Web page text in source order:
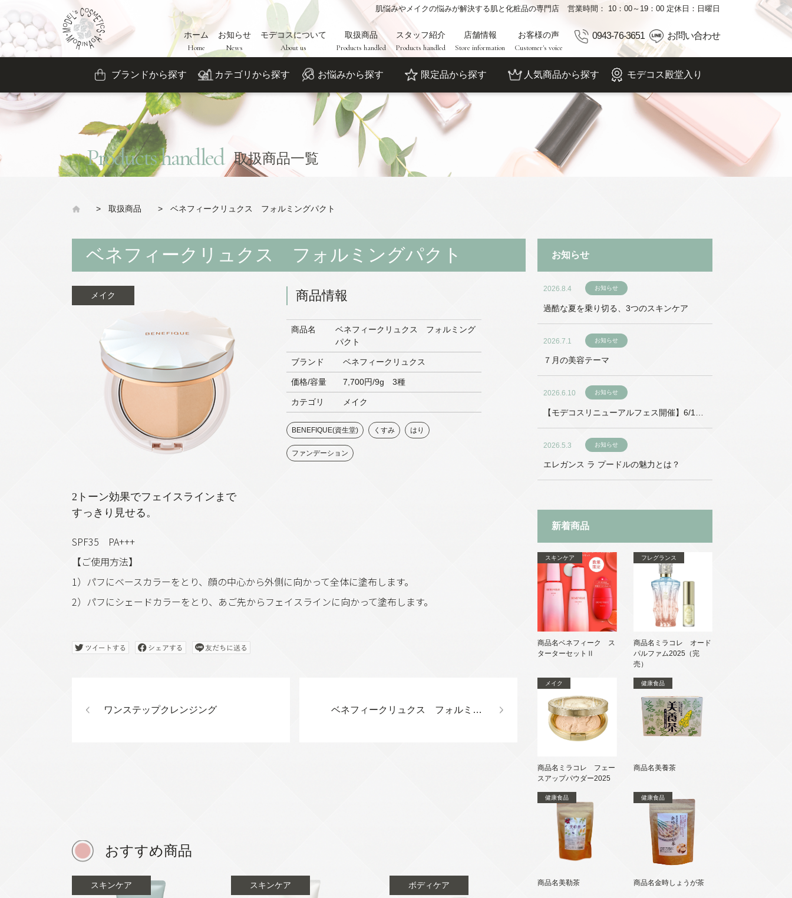
肌悩みやメイクの悩みが解決する肌と化粧品の専門店 営業時間： 10：00～19：00 定休日：日曜日
ホーム
Home
お知らせ
News
モデコスについて
About us
取扱商品
Products handled
スタッフ紹介
Products handled
店舗情報
Store information
お客様の声
Customer's voice
0943-76-3651 お問い合わせ
ブランドから探す カテゴリから探す お悩みから探す 限定品から探す 人気商品から探す モデコス殿堂入り
Products handled 取扱商品一覧
> 取扱商品 > ベネフィークリュクス フォルミングパクト
ベネフィークリュクス フォルミングパクト
メイク 商品情報
商品名
ベネフィークリュクス フォルミング
パクト
ブランド ベネフィークリュクス
価格/容量 7,700円/9g 3種
カテゴリ メイク
BENEFIQUE(資生堂) くすみ はり
ファンデーション
2トーン効果でフェイスラインまで
すっきり見せる。
SPF35 PA+++
【ご使用方法】
1）パフにベースカラーをとり、顔の中心から外側に向かって全体に塗布します。
2）パフにシェードカラーをとり、あご先からフェイスラインに向かって塗布します。
ワンステップクレンジング ベネフィークリュクス フォルミングバー
おすすめ商品
スキンケア スキンケア ボディケア
お知らせ
2026.8.4 お知らせ
過酷な夏を乗り切る、3つのスキンケア
2026.7.1 お知らせ
７月の美容テーマ
2026.6.10 お知らせ
【モデコスリニューアルフェス開催】6/18
2026.5.3 お知らせ
エレガンス ラ プードルの魅力とは？
新着商品
スキンケア
商品名ベネフィーク ス
ターターセットⅡ
フレグランス
商品名ミラコレ オード
パルファム2025（完
売）
メイク
商品名ミラコレ フェー
スアップパウダー2025
健康食品
商品名美養茶
健康食品
商品名美勒茶
健康食品
商品名金時しょうが茶